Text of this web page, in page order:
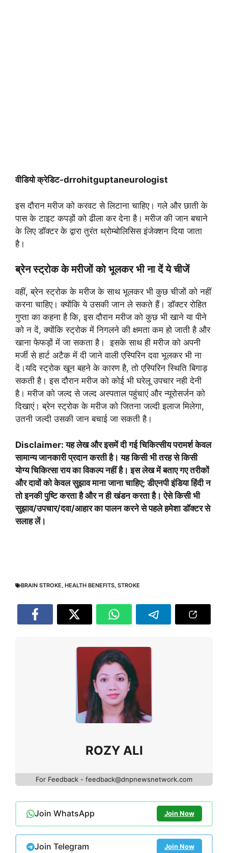
वीडियो क्रेडिट-drrohitguptaneurologist
इस दौरान मरीज को करवट से लिटाना चाहिए। गले और छाती के
पास के टाइट कपड़ों को ढीला कर देना है। मरीज की जान बचाने
के लिए डॉक्टर के द्वारा तुरंत थ्रोम्बोलिसिस इंजेक्शन दिया जाता
है।
ब्रेन स्ट्रोक के मरीजों को भूलकर भी ना दें ये चीजें
वहीं, ब्रेन स्ट्रोक के मरीज के साथ भूलकर भी कुछ चीजों को नहीं
करना चाहिए। क्योंकि ये उसकी जान ले सकते हैं। डॉक्टर रोहित
गुप्ता का कहना है कि, इस दौरान मरीज को कुछ भी खाने या पीने
को न दें, क्योंकि स्ट्रोक में निगलने की क्षमता कम हो जाती है और
खाना फेफड़ों में जा सकता है। इसके साथ ही मरीज को अपनी
मर्जी से हार्ट अटैक में दी जाने वाली एस्पिरिन दवा भूलकर भी ना
दें।यदि स्ट्रोक खून बहने के कारण है, तो एस्पिरिन स्थिति बिगाड़
सकती है। इस दौरान मरीज को कोई भी घरेलू उपचार नही देनी
है। मरीज को जल्द से जल्द अस्पताल पहुंचाएं और न्यूरोसर्जन को
दिखाएं। ब्रेन स्ट्रोक के मरीज को जितना जल्दी इलाज मिलेगा,
उतनी जल्दी उसकी जान बचाई जा सकती है।
Disclaimer: यह लेख और इसमें दी गई चिकित्सीय परामर्श केवल
सामान्य जानकारी प्रदान करती है। यह किसी भी तरह से किसी
योग्य चिकित्सा राय का विकल्प नहीं है। इस लेख में बताए गए तरीकों
और दावों को केवल सुझाव माना जाना चाहिए; डीएनपी इंडिया हिंदी न
तो इनकी पुष्टि करता है और न ही खंडन करता है। ऐसे किसी भी
सुझाव/उपचार/दवा/आहार का पालन करने से पहले हमेशा डॉक्टर से
सलाह लें।
BRAIN STROKE, HEALTH BENEFITS, STROKE
ROZY ALI
For Feedback - feedback@dnpnewsnetwork.com
Join WhatsApp Join Now
Join Telegram Join Now